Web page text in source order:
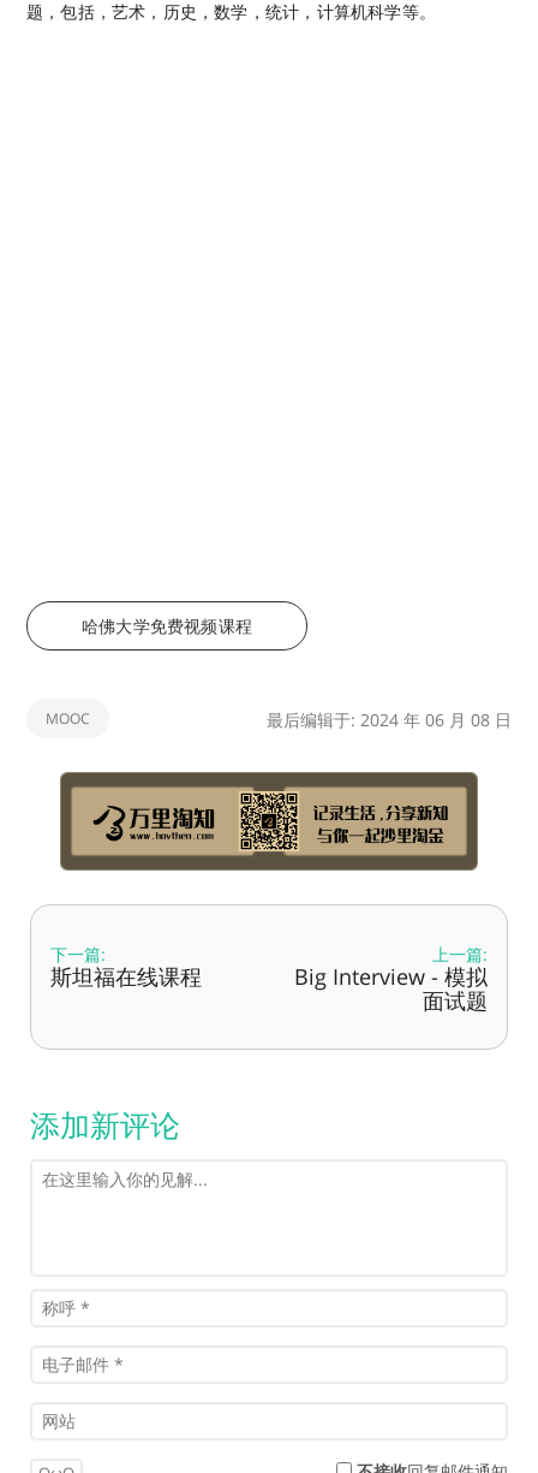
题，包括，艺术，历史，数学，统计，计算机科学等。
哈佛大学免费视频课程
MOOC 最后编辑于: 2024 年 06 月 08 日
下一篇:
斯坦福在线课程
上一篇:
Big Interview - 模拟
面试题
添加新评论